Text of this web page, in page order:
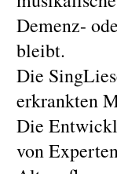
Demenz-
bleibt.
Die
erkrankten
Die
von